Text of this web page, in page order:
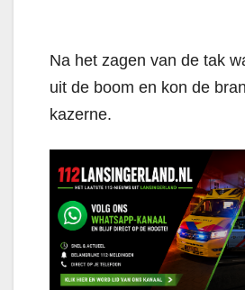
Na het zagen van de tak
uit de boom en kon de
kazerne.